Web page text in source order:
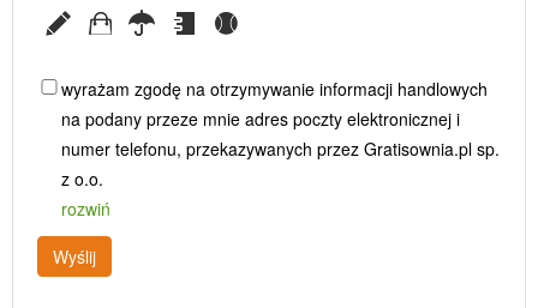
wyrażam zgodę na otrzymywanie informacji handlowych
na podany przeze mnie adres poczty elektronicznej i
numer telefonu, przekazywanych przez Gratisownia.pl sp.
z o.o.
rozwiń
Wyślij